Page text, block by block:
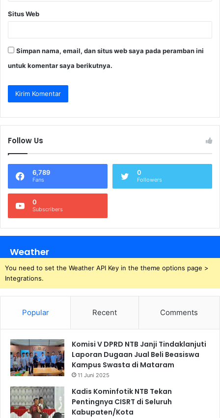
Situs Web
Simpan nama, email, dan situs web saya pada peramban ini
untuk komentar saya berikutnya.
Follow Us
6,789
Fans
0
Followers
0
Subscribers
Weather
You need to set the Weather API Key in the theme options page >
Integrations.
Popular Recent Comments
Komisi V DPRD NTB Janji Tindaklanjuti
Laporan Dugaan Jual Beli Beasiswa
Kampus Swasta di Mataram
11 Juni 2025
Kadis Kominfotik NTB Tekan
Pentingnya CISRT di Seluruh
Kabupaten/Kota